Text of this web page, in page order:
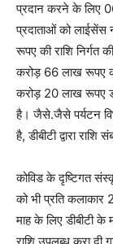
प्रदान करने के लिए
प्रदाताओं को
रूपए की राशि
करोड़ 66 लाख रूपए
करोड़ 20 लाख रूपए
है। जैसे.जैसे पर्यटन
है, डीबीटी द्वारा
कोविड के दृष्टिगत
को भी प्रति कलाकार
माह के लिए डीबीटी